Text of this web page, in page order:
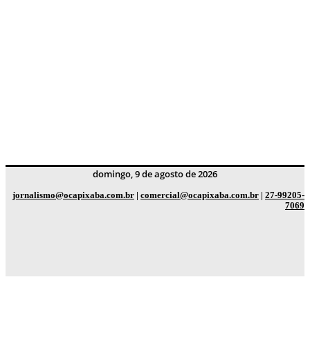
domingo, 9 de agosto de 2026
jornalismo@ocapixaba.com.br | comercial@ocapixaba.com.br | 27-99205-
7069